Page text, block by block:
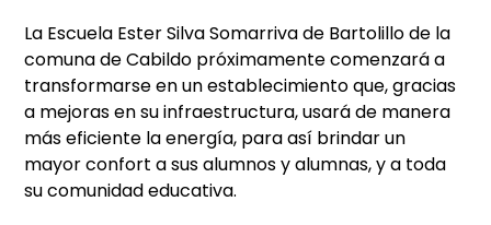
La Escuela Ester Silva Somarriva de Bartolillo de la
comuna de Cabildo próximamente comenzará a
transformarse en un establecimiento que, gracias
a mejoras en su infraestructura, usará de manera
más eficiente la energía, para así brindar un
mayor confort a sus alumnos y alumnas, y a toda
su comunidad educativa.